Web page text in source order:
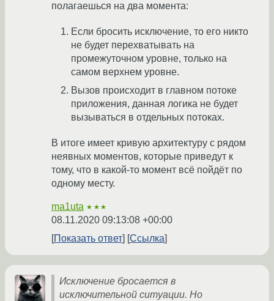
полагаешься на два момента:
Если бросить исключение, то его никто
не будет перехватывать на
промежуточном уровне, только на
самом верхнем уровне.
Вызов происходит в главном потоке
приложения, данная логика не будет
вызываться в отдельных потоках.
В итоге имеет кривую архитектуру с рядом
неявных моментов, которые приведут к
тому, что в какой-то момент всё пойдёт по
одному месту.
ma1uta ★★★
08.11.2020 09:13:08 +00:00
Показать ответ
Ссылка
Исключение бросается в
исключительной ситуации. Но